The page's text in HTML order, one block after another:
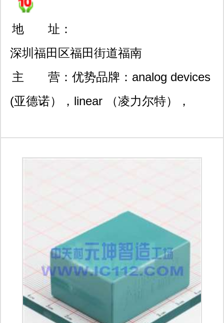
地 址：
深圳福田区福田街道福南
社区深南中路3007号国际
科技大厦2204
主 营： 优势品牌：analog devices
(亚德诺），linear （凌力尔特），
萨）等著名国际品牌。